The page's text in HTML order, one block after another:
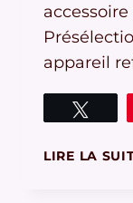
appareil
LIRE LA